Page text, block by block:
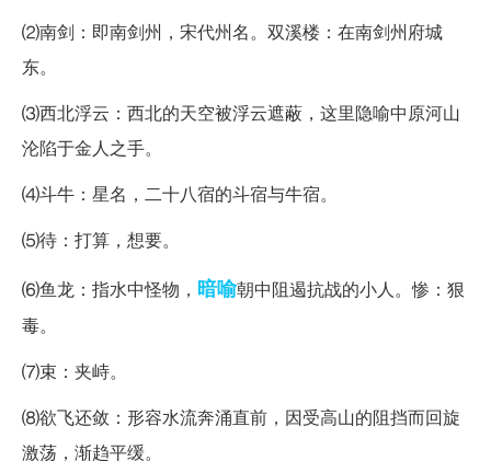
⑵南剑：即南剑州，宋代州名。双溪楼：在南剑州府城
东。
⑶西北浮云：西北的天空被浮云遮蔽，这里隐喻中原河山
沦陷于金人之手。
⑷斗牛：星名，二十八宿的斗宿与牛宿。
⑸待：打算，想要。
⑹鱼龙：指水中怪物， 暗喻朝中阻遏抗战的小人。惨：狠
毒。
⑺束：夹峙。
⑻欲飞还敛：形容水流奔涌直前，因受高山的阻挡而回旋
激荡，渐趋平缓。